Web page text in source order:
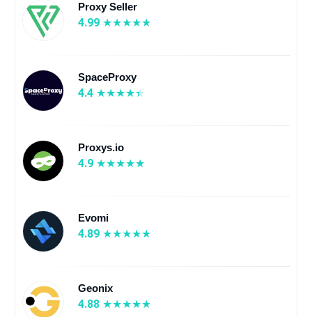
Proxy Seller
4.99
SpaceProxy
4.4
Proxys.io
4.9
Evomi
4.89
Geonix
4.88